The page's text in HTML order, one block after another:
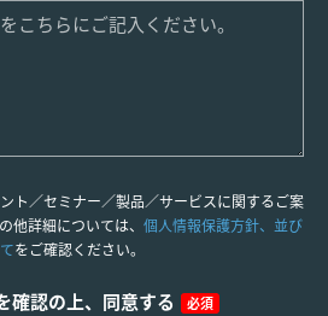
ト／セミナー／製品／サービスに関するご案
他詳細については、 個人情報保護方針、並び
をご確認ください。
確認の上、同意する 必須